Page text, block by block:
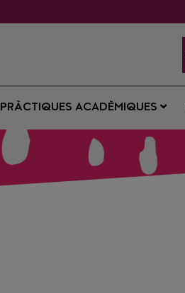
PRÀCTIQUES ACADÈMIQUES